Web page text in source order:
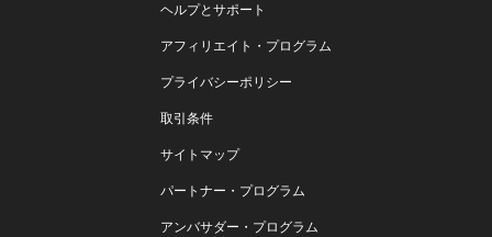
ヘルプとサポート
アフィリエイト・プログラム
プライバシーポリシー
取引条件
サイトマップ
パートナー・プログラム
アンバサダー・プログラム